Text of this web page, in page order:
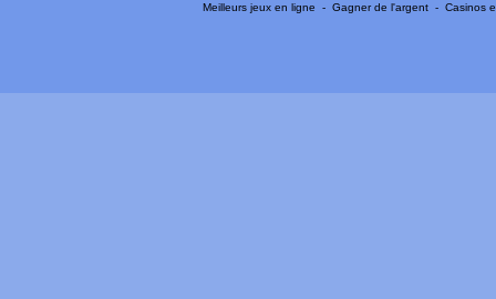
Meilleurs jeux en ligne
-Gagner de l'argent -Casinos